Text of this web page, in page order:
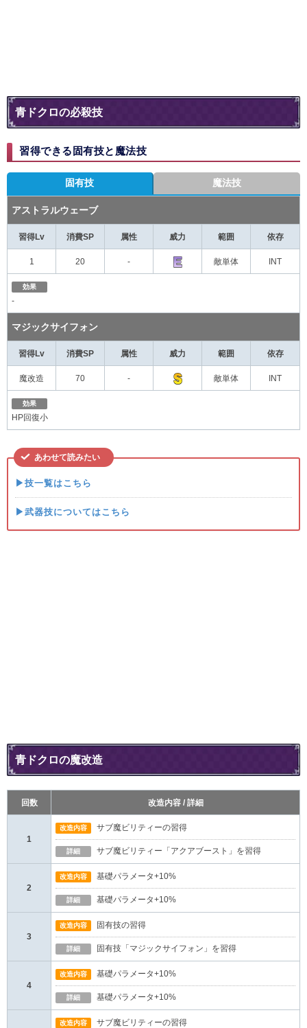
青ドクロの必殺技
習得できる固有技と魔法技
固有技 魔法技
アストラルウェーブ
習得Lv 消費SP 属性 威力 範囲 依存
1 20 - 敵単体 INT
効果
-
マジックサイフォン
習得Lv 消費SP 属性 威力 範囲 依存
魔改造 70 - 敵単体 INT
効果
HP回復小
あわせて読みたい
▶技一覧はこちら
▶武器技についてはこちら
青ドクロの魔改造
回数 改造内容 / 詳細
1
改造内容 サブ魔ビリティーの習得
詳細 サブ魔ビリティー「アクアブースト」を習得
2
改造内容 基礎パラメータ+10%
詳細 基礎パラメータ+10%
3
改造内容 固有技の習得
詳細 固有技「マジックサイフォン」を習得
4
改造内容 基礎パラメータ+10%
詳細 基礎パラメータ+10%
改造内容 サブ魔ビリティーの習得